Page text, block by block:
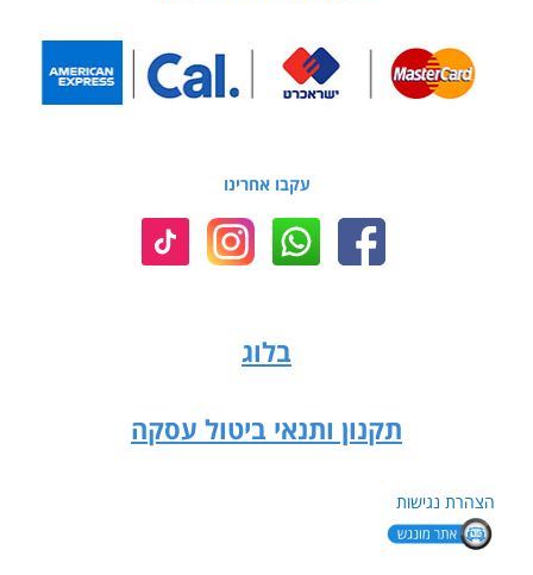
עקבו אחרינו
בלוג
תקנון ותנאי ביטול עסקה
הצהרת נגישות